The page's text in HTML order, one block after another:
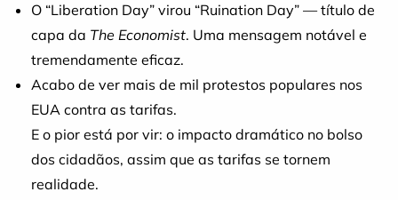
O “Liberation Day” virou “Ruination Day” — título de
capa da The Economist. Uma mensagem notável e
tremendamente eficaz.
Acabo de ver mais de mil protestos populares nos
EUA contra as tarifas.
E o pior está por vir: o impacto dramático no bolso
dos cidadãos, assim que as tarifas se tornem
realidade.